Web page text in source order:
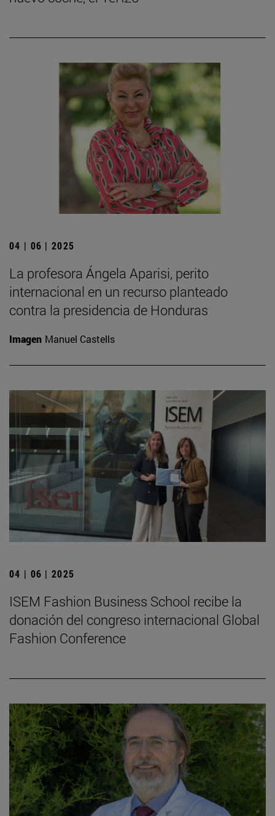
04 | 06 | 2025
La profesora Ángela Aparisi, perito
internacional en un recurso planteado
contra la presidencia de Honduras
Imagen Manuel Castells
04 | 06 | 2025
ISEM Fashion Business School recibe la
donación del congreso internacional Global
Fashion Conference